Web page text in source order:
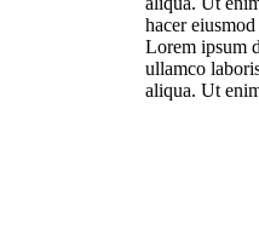
hacer
Lorem ipsum
ullamco
aliqua. Ut